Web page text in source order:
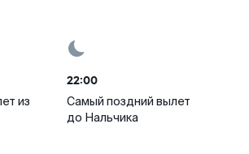
из
22:00
Самый поздний вылет
до Нальчика